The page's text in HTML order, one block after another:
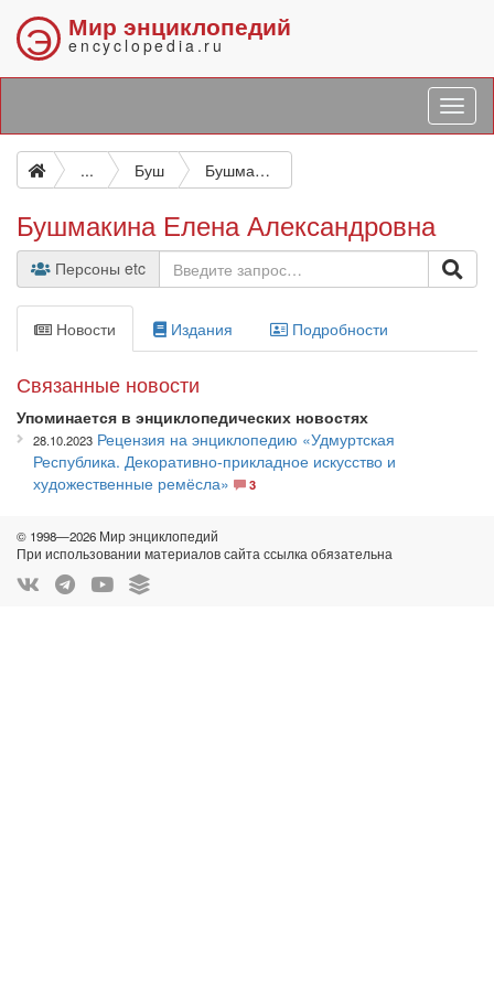
Э Мир энциклопедий
encyclopedia.ru
... Буш Бушмакина Елена Александровна
Бушмакина Елена Александровна
Персоны etc
Новости Издания Подробности
Связанные новости
Упоминается в энциклопедических новостях
28.10.2023 Рецензия на энциклопедию «Удмуртская
Республика. Декоративно-прикладное искусство и
художественные ремёсла»
3
© 1998—2026 Мир энциклопедий
При использовании материалов сайта ссылка обязательна